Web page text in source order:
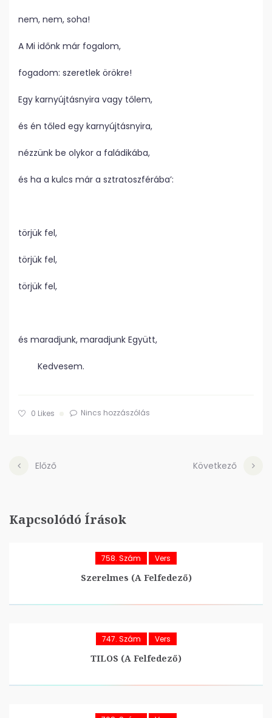
nem, nem, soha!
A Mi időnk már fogalom,
fogadom: szeretlek örökre!
Egy karnyújtásnyira vagy tőlem,
és én tőled egy karnyújtásnyira,
nézzünk be olykor a faládikába,
és ha a kulcs már a sztratoszférába’:
törjük fel,
törjük fel,
törjük fel,
és maradjunk, maradjunk Együtt,
Kedvesem.
0 Likes Nincs hozzászólás
Előző Következő
Kapcsolódó Írások
758. Szám Vers
Szerelmes (A Felfedező)
747. Szám Vers
TILOS (A Felfedező)